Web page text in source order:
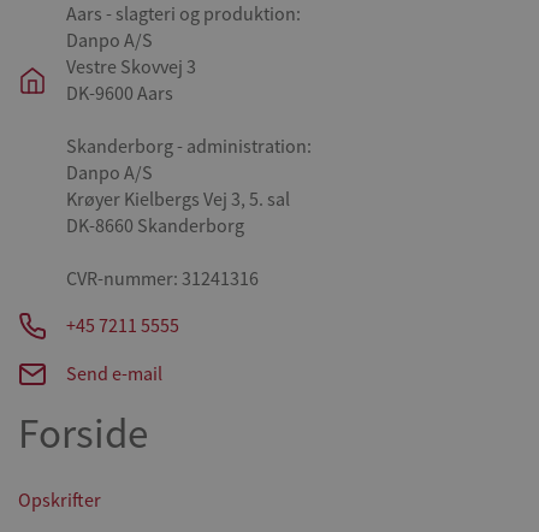
Aars - slagteri og produktion:
Danpo A/S
Vestre Skovvej 3
DK-9600 Aars
Skanderborg - administration:
Danpo A/S
Krøyer Kielbergs Vej 3, 5. sal
DK-8660 Skanderborg
CVR-nummer: 31241316
+45 7211 5555
Send e-mail
Forside
Opskrifter